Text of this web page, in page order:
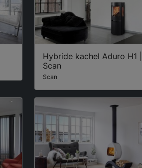
Hybride kachel Aduro H1 |
Scan
Scan